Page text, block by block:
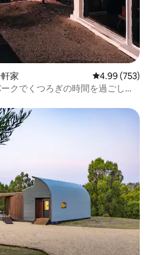
家 レビュー753
4.99 (753)
クでくつろぎの時間を過ごしま
す。